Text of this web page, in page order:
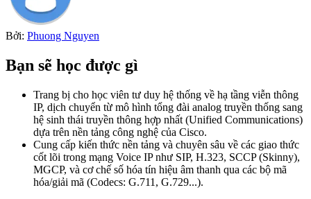
Bởi: Phuong Nguyen
Bạn sẽ học được gì
Trang bị cho học viên tư duy hệ thống về hạ tầng viễn thông
IP, dịch chuyển từ mô hình tổng đài analog truyền thống sang
hệ sinh thái truyền thông hợp nhất (Unified Communications)
dựa trên nền tảng công nghệ của Cisco.
Cung cấp kiến thức nền tảng và chuyên sâu về các giao thức
cốt lõi trong mạng Voice IP như SIP, H.323, SCCP (Skinny),
MGCP, và cơ chế số hóa tín hiệu âm thanh qua các bộ mã
hóa/giải mã (Codecs: G.711, G.729...).